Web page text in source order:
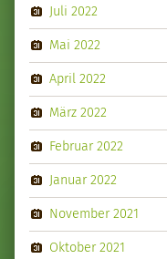
Juli 2022
Mai 2022
April 2022
März 2022
Februar 2022
Januar 2022
November 2021
Oktober 2021